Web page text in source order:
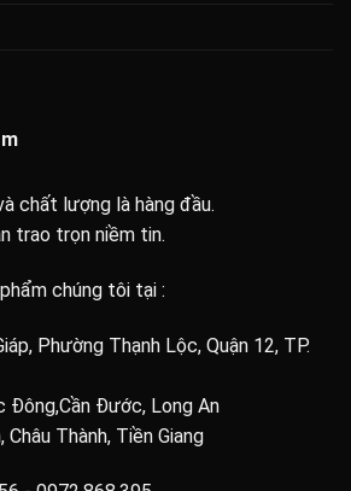
chất lượng là hàng đầu.
trao trọn niềm tin.
chúng tôi tại :
Phường Thạnh Lộc, Quận 12, TP.
Đông,Cần Đước, Long An
Châu Thành, Tiền Giang